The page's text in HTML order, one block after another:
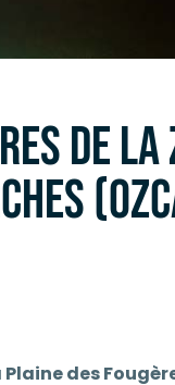
DE
Plaine des